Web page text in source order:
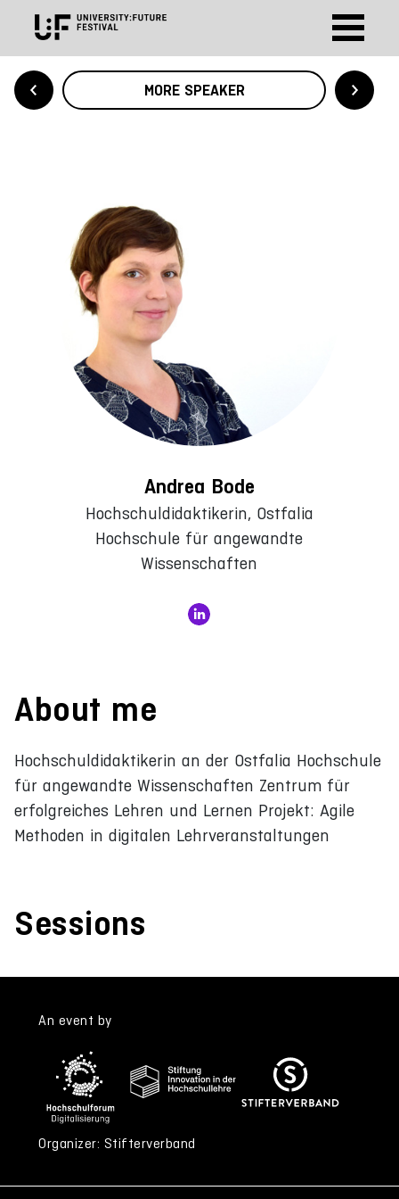
MORE SPEAKER
Andrea Bode
Hochschuldidaktikerin, Ostfalia
Hochschule für angewandte
Wissenschaften
About me
Hochschuldidaktikerin an der Ostfalia Hochschule
für angewandte Wissenschaften Zentrum für
erfolgreiches Lehren und Lernen Projekt: Agile
Methoden in digitalen Lehrveranstaltungen
Sessions
An event by
Organizer: Stifterverband